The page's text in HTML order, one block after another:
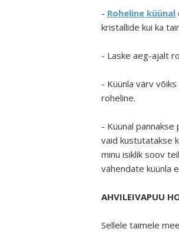
- Roheline küünal
kristallide kui ka
- Laske aeg-ajalt
- Küünla värv
roheline.
- Küünal
vaid kustutatakse
minu isiklik soov
vähendate küünla
AHVILEIVAPUU
Sellele taimele